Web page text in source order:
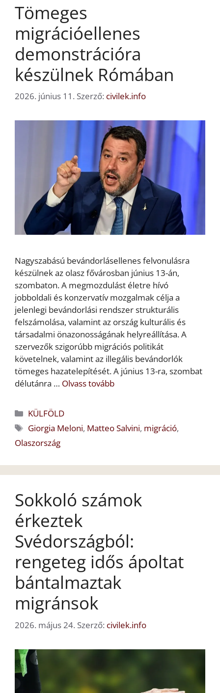
Tömeges
migrációellenes
demonstrációra
készülnek Rómában
2026. június 11. Szerző: civilek.info
Nagyszabású bevándorlásellenes felvonulásra
készülnek az olasz fővárosban június 13-án,
szombaton. A megmozdulást életre hívó
jobboldali és konzervatív mozgalmak célja a
jelenlegi bevándorlási rendszer strukturális
felszámolása, valamint az ország kulturális és
társadalmi önazonosságának helyreállítása. A
szervezők szigorúbb migrációs politikát
követelnek, valamint az illegális bevándorlók
tömeges hazatelepítését. A június 13-ra, szombat
délutánra … Olvass tovább
Kategória
KÜLFÖLD
Címkék
Giorgia Meloni, Matteo Salvini, migráció,
Olaszország
Sokkoló számok
érkeztek
Svédországból:
rengeteg idős ápoltat
bántalmaztak
migránsok
2026. május 24. Szerző: civilek.info